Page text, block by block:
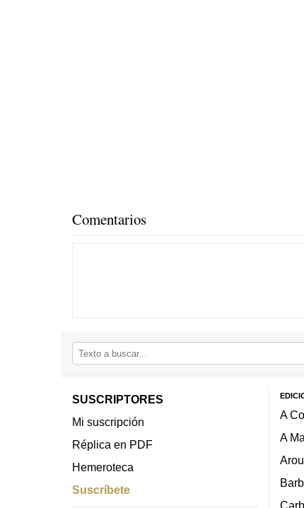
Comentarios
SUSCRIPTORES
Mi suscripción
Réplica en PDF
Hemeroteca
Suscríbete
A
A